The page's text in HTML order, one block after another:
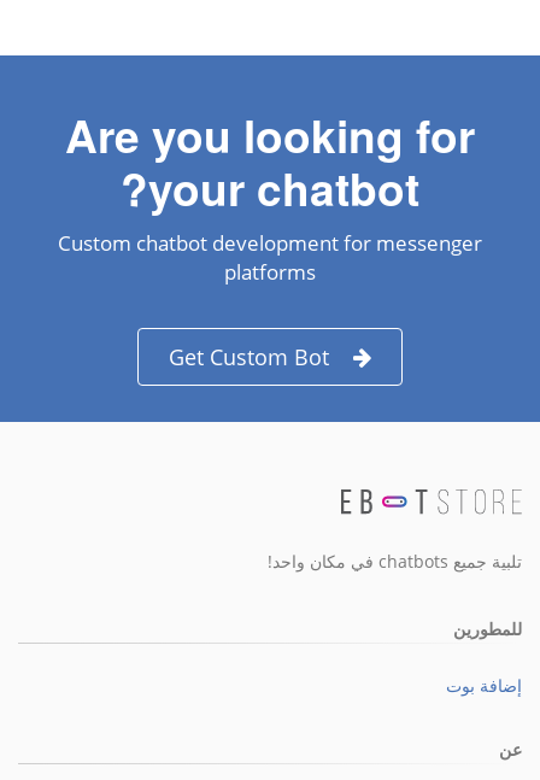
Are you looking for
your chatbot?
Custom chatbot development for messenger
platforms
Get Custom Bot
تلبية جميع chatbots في مكان واحد!
للمطورين
إضافة بوت
عن